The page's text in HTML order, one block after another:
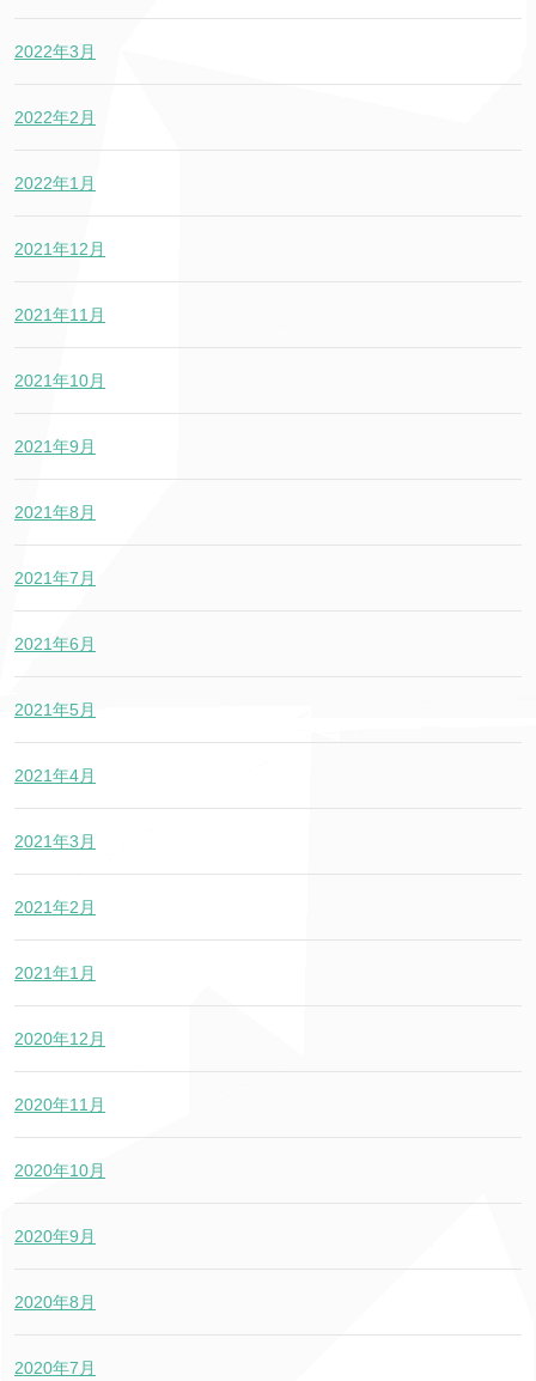
2022年3月
2022年2月
2022年1月
2021年12月
2021年11月
2021年10月
2021年9月
2021年8月
2021年7月
2021年6月
2021年5月
2021年4月
2021年3月
2021年2月
2021年1月
2020年12月
2020年11月
2020年10月
2020年9月
2020年8月
2020年7月